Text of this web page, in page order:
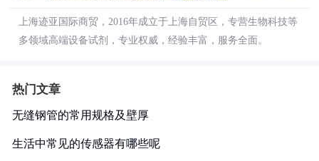
上海迹亚国际商贸，2016年成立于上海自贸区，专营生物科技等
多领域高端设备试剂，专业权威，经验丰富，服务全面。
热门文章
无缝钢管的常用规格及壁厚
生活中常见的传感器有哪些呢